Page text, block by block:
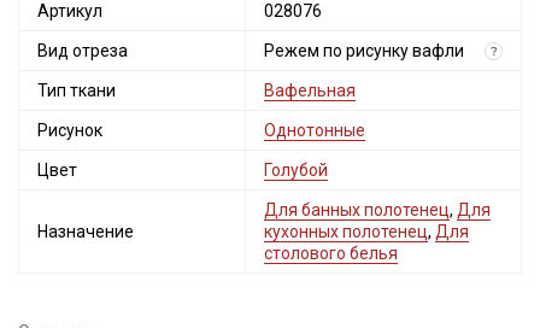
Артикул 028076
Вид отреза Режем по рисунку вафли ?
Тип ткани Вафельная
Рисунок Однотонные
Цвет Голубой
Назначение
Для банных полотенец, Для
кухонных полотенец, Для
столового белья